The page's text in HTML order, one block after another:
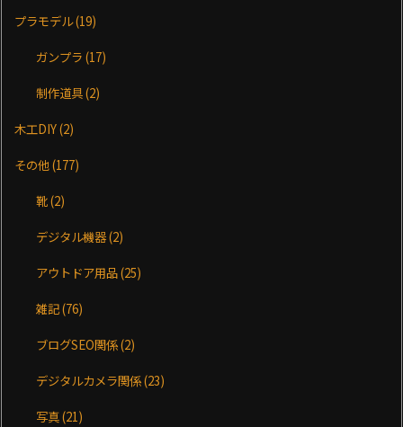
プラモデル(19)
ガンプラ(17)
制作道具(2)
木工DIY(2)
その他(177)
靴(2)
デジタル機器(2)
アウトドア用品(25)
雑記(76)
ブログSEO関係(2)
デジタルカメラ関係(23)
写真(21)